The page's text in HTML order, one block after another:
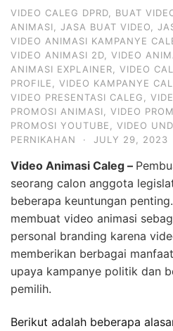
VIDEO CALEG DPRD, BUAT
ANIMASI, JASA BUAT VIDEO,
VIDEO ANIMASI KAMPANYE
VIDEO ANIMASI 2D, VIDEO
ANIMASI EXPLAINER, VIDEO
PROFILE, VIDEO KAMPANYE
VIDEO PRESENTASI CALEG,
PROMOSI ANIMASI, VIDEO
PROMOSI YOUTUBE, VIDEO
PERNIKAHAN
· JULY 29, 2023
Video Animasi Caleg –
seorang calon anggota
beberapa keuntungan
membuat video animasi
personal branding karena
memberikan berbagai
upaya kampanye politik dan
pemilih.
Berikut adalah beberapa